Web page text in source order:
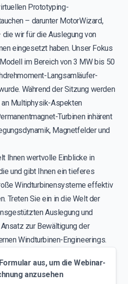
Prototyping-
– darunter MotorWizard,
die wir für die Auslegung von
eingesetzt haben. Unser Fokus
im Bereich von 3 MW bis 50
Langsamläufer-
Während der Sitzung werden
Multiphysik-Aspekten
Turbinen inhärent
Magnetfelder und
Ihnen wertvolle Einblicke in
und gibt Ihnen ein tieferes
Windturbinensysteme effektiv
Treten Sie ein in die Welt der
Auslegung und
zur Bewältigung der
Windturbinen-Engineerings.
aus, um die Webinar-
anzusehen